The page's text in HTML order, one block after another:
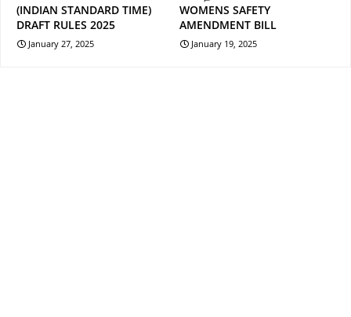
(INDIAN STANDARD TIME)
DRAFT RULES 2025
January 27, 2025
WOMENS SAFETY
AMENDMENT BILL
January 19, 2025